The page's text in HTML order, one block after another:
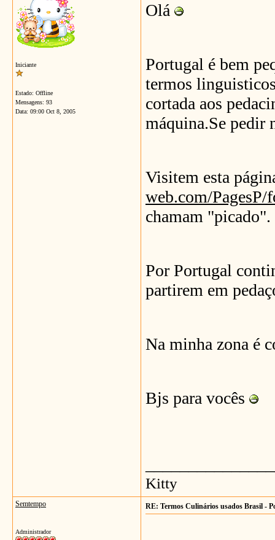
Iniciante
Estado: Offline
Mensagens: 93
Data: 09:00 Oct 8, 2005
Olá
Portugal é bem
termos
cortada aos
máquina.Se pedir
Visitem esta
web.com/
chamam "picado".
Por Portugal
partirem em
Na minha zona é
Bjs para vocês
Kitty
Semtempo
Administrador
RE: Termos Culinários usados Brasil -